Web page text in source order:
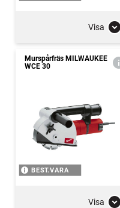
Visa
Murspårfräs MILWAUKEE
WCE 30
BEST.VARA
Visa